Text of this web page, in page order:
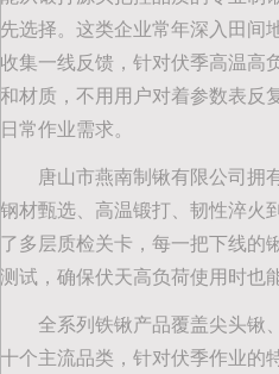
先选择。这类企业常年深入田间
收集一线反馈，针对伏季高温高
和材质，不用用户对着参数表反
日常作业需求。
唐山市燕南制锹有限公司拥
钢材甄选、高温锻打、韧性淬火
了多层质检关卡，每一把下线的
测试，确保伏天高负荷使用时也
全系列铁锹产品覆盖尖头锹
十个主流品类，针对伏季作业的